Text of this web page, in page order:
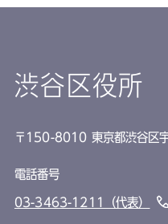
渋谷区役所
〒150-8010 東京都渋谷区
電話番号
03-3463-1211（代表）